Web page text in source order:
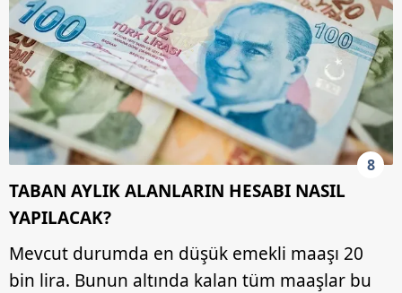
8
TABAN AYLIK ALANLARIN HESABI NASIL
YAPILACAK?
Mevcut durumda en düşük emekli maaşı 20
bin lira. Bunun altında kalan tüm maaşlar bu